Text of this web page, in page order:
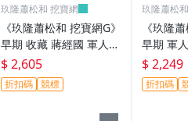
玖隆蕭松和 挖寶網
《玖隆蕭松和 挖寶網G》
早期 收藏 蔣經國 軍人
軍官 合影 舊相片(13196)
$ 2,605
折扣碼 競標
玖隆蕭松
《玖隆
早期 軍
影 舊相
$ 2,249
折扣碼